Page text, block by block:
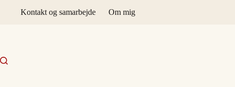
Kontakt og samarbejde Om mig